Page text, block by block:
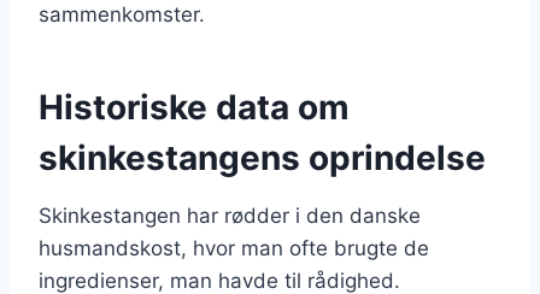
sammenkomster.
Historiske data om
skinkestangens oprindelse
Skinkestangen har rødder i den danske
husmandskost, hvor man ofte brugte de
ingredienser, man havde til rådighed.